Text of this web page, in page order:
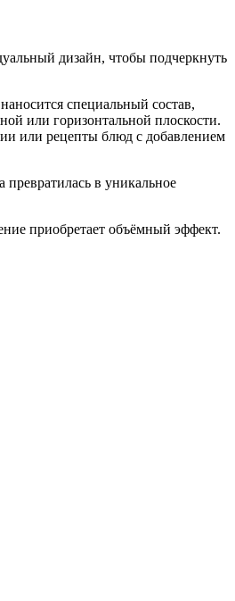
дизайн, чтобы подчеркнуть
специальный состав,
или горизонтальной плоскости.
или рецепты блюд с добавлением
в уникальное
приобретает объёмный эффект.